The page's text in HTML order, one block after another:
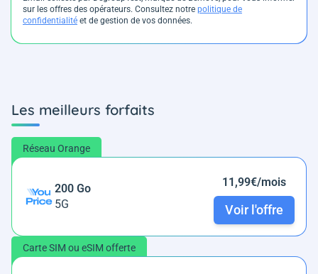
sur les offres des opérateurs. Consultez notre politique de
confidentialité et de gestion de vos données.
Les meilleurs forfaits
Réseau Orange
200 Go
5G
11,99€/mois
Voir l'offre
Carte SIM ou eSIM offerte